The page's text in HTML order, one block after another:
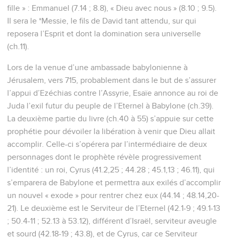
fille » : Emmanuel (7.14 ; 8.8), « Dieu avec nous » (8.10 ; 9.5).
Il sera le *Messie, le fils de David tant attendu, sur qui
reposera l’Esprit et dont la domination sera universelle
(ch.11).
Lors de la venue d’une ambassade babylonienne à
Jérusalem, vers 715, probablement dans le but de s’assurer
l’appui d’Ezéchias contre l’Assyrie, Esaïe annonce au roi de
Juda l’exil futur du peuple de l’Eternel à Babylone (ch.39).
La deuxième partie du livre (ch.40 à 55) s’appuie sur cette
prophétie pour dévoiler la libération à venir que Dieu allait
accomplir. Celle-ci s’opérera par l’intermédiaire de deux
personnages dont le prophète révèle progressivement
l’identité : un roi, Cyrus (41.2,25 ; 44.28 ; 45.1,13 ; 46.11), qui
s’emparera de Babylone et permettra aux exilés d’accomplir
un nouvel « exode » pour rentrer chez eux (44.14 ; 48.14,20-
21). Le deuxième est le Serviteur de l’Eternel (42.1-9 ; 49.1-13
; 50.4-11 ; 52.13 à 53.12), différent d’Israël, serviteur aveugle
et sourd (42.18-19 ; 43.8), et de Cyrus, car ce Serviteur